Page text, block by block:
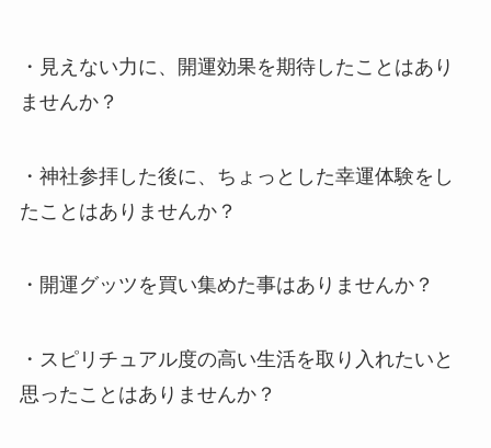
・見えない力に、開運効果を期待したことはあり
ませんか？
・神社参拝した後に、ちょっとした幸運体験をし
たことはありませんか？
・開運グッツを買い集めた事はありませんか？
・スピリチュアル度の高い生活を取り入れたいと
思ったことはありませんか？